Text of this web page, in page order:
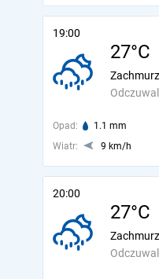
19:00
27°C
Opad: 1.1 mm
Wiatr:
9 km/h
20:00
27°C